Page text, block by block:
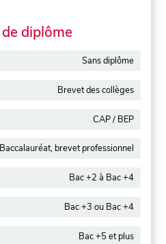
diplôme
Sans diplôme
Brevet des collèges
CAP / BEP
Baccalauréat, brevet professionnel
Bac +2 à Bac +4
Bac +3 ou Bac +4
Bac +5 et plus